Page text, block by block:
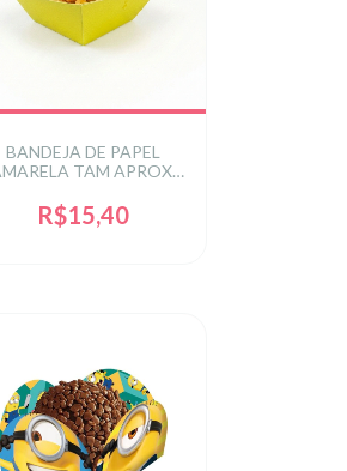
BANDEJA DE PAPEL
TAM APROX.
R$15,40